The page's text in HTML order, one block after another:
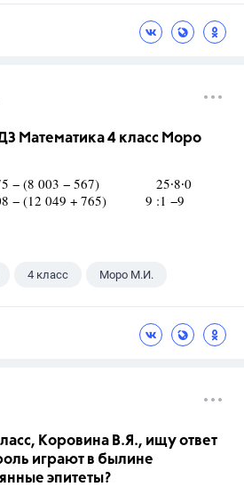
Математика 4 класс Моро
− (8 003 − 567) 25∙8∙0
(12 049 + 765) 9 :1 −9
4 класс Моро М.И.
Коровина В.Я., ищу ответ
играют в былине
эпитеты?